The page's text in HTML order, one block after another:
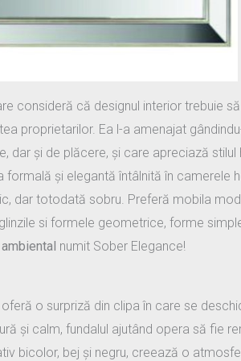
consideră că designul interior trebuie
proprietarilor. Ea l-a amenajat
și de plăcere, și care apreciază stilul
și elegantă întâlnită în camerele
dar totodată sobru. Preferă mobila
si formele geometrice, forme
numit Sober Elegance!
o surpriză din clipa în care se
și calm, fundalul ajutând opera să fie
bicolor, bej și negru, creează o